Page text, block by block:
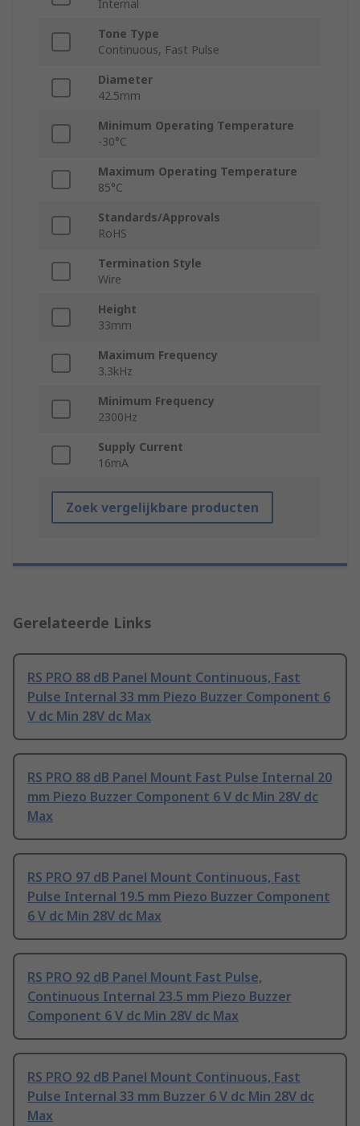
Internal
Tone Type
Continuous, Fast Pulse
Diameter
42.5mm
Minimum Operating Temperature
-30°C
Maximum Operating Temperature
85°C
Standards/Approvals
RoHS
Termination Style
Wire
Height
33mm
Maximum Frequency
3.3kHz
Minimum Frequency
2300Hz
Supply Current
16mA
Zoek vergelijkbare producten
Gerelateerde Links
RS PRO 88 dB Panel Mount Continuous, Fast
Pulse Internal 33 mm Piezo Buzzer Component 6
V dc Min 28V dc Max
RS PRO 88 dB Panel Mount Fast Pulse Internal 20
mm Piezo Buzzer Component 6 V dc Min 28V dc
Max
RS PRO 97 dB Panel Mount Continuous, Fast
Pulse Internal 19.5 mm Piezo Buzzer Component
6 V dc Min 28V dc Max
RS PRO 92 dB Panel Mount Fast Pulse,
Continuous Internal 23.5 mm Piezo Buzzer
Component 6 V dc Min 28V dc Max
RS PRO 92 dB Panel Mount Continuous, Fast
Pulse Internal 33 mm Buzzer 6 V dc Min 28V dc
Max